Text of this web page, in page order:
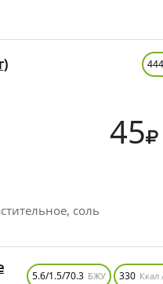
444
45
соль
5.6/1.5/70.3 БЖУ 330 Ккал